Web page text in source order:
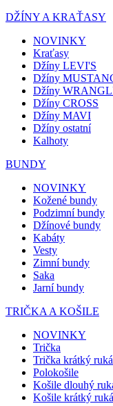
DŽÍNY A KRAŤASY
NOVINKY
Kraťasy
Džíny LEVI'S
Džíny
Džíny
Džíny CROSS
Džíny MAVI
Džíny ostatní
Kalhoty
BUNDY
NOVINKY
Kožené bundy
Podzimní bundy
Džínové bundy
Kabáty
Vesty
Zimní bundy
Saka
Jarní bundy
TRIČKA A KOŠILE
NOVINKY
Trička
Trička krátký
Polokošile
Košile dlouhý
Košile krátký